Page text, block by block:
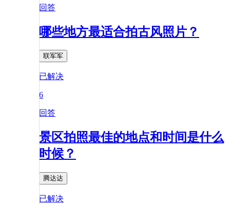
回答
哪些地方最适合拍古风照片？
联军军
已解决
6
回答
景区拍照最佳的地点和时间是什么
时候？
腾达达
已解决